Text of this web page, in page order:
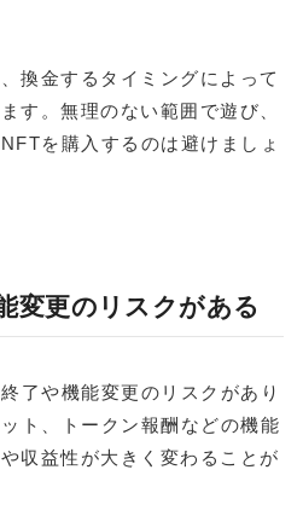
換金するタイミングによって
す。無理のない範囲で遊び、
を購入するのは避けましょ
変更のリスクがある
了や機能変更のリスクがあり
ト、トークン報酬などの機能
収益性が大きく変わることが